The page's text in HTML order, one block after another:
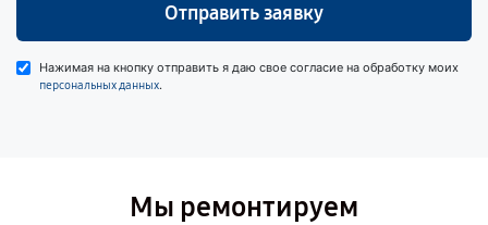
Отправить заявку
Нажимая на кнопку отправить я даю свое согласие на обработку моих
персональных данных.
Мы ремонтируем